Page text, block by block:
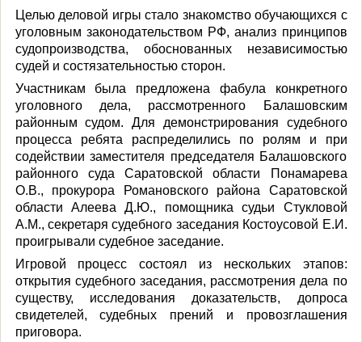
Целью деловой игры стало знакомство обучающихся с
уголовным законодательством РФ, анализ принципов
судопроизводства, обоснованных независимостью
судей и состязательностью сторон.
Участникам была предложена фабула конкретного
уголовного дела, рассмотренного Балашовским
районным судом. Для демонстрирования судебного
процесса ребята распределились по ролям и при
содействии заместителя председателя Балашовского
районного суда Саратовской области Понамарева
О.В., прокурора Романовского района Саратовской
области Алеева Д.Ю., помощника судьи Стукловой
А.М., секретаря судебного заседания Костоусовой Е.И.
проигрывали судебное заседание.
Игровой процесс состоял из нескольких этапов:
открытия судебного заседания, рассмотрения дела по
существу, исследования доказательств, допроса
свидетелей, судебных прений и провозглашения
приговора.